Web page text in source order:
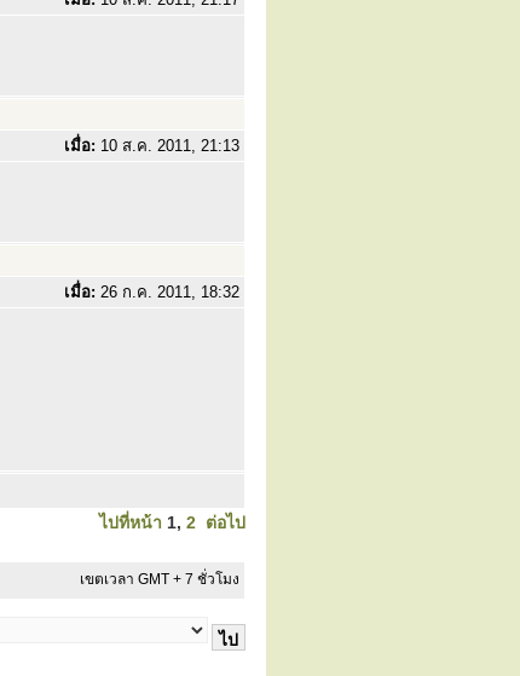
เมื่อ: 10 ส.ค. 2011, 21:13
เมื่อ: 26 ก.ค. 2011, 18:32
ไปที่หน้า 1, 2 ต่อไป
เขตเวลา GMT + 7 ชั่วโมง